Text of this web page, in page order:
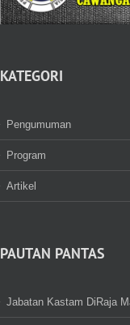
KATEGORI
Pengumuman
Program
Artikel
PAUTAN PANTAS
Jabatan Kastam DiRaja